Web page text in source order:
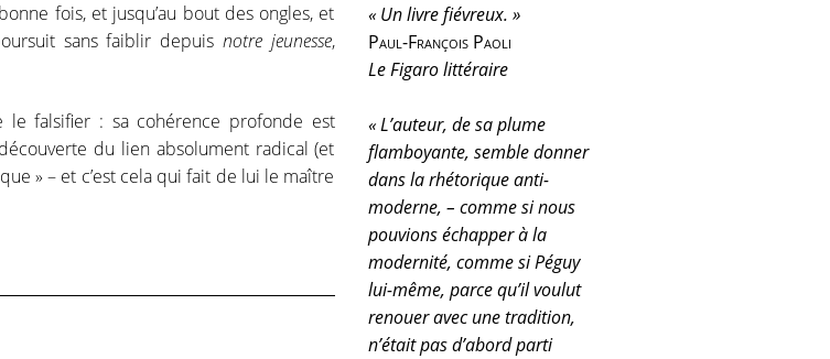
fois, et jusqu’au bout des ongles, et
sans faiblir depuis notre jeunesse,
le falsifier : sa cohérence profonde est
du lien absolument radical (et
» – et c’est cela qui fait de lui le maître
« Un livre fiévreux. »
Paul-François Paoli
Le Figaro littéraire
« L’auteur, de sa plume
flamboyante, semble donner
dans la rhétorique anti-
moderne, – comme si nous
pouvions échapper à la
modernité, comme si Péguy
lui-même, parce qu’il voulut
renouer avec une tradition,
n’était pas d’abord parti